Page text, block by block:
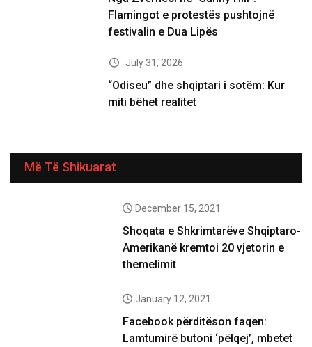
Flamingot e protestës pushtojnë
festivalin e Dua Lipës
July 31, 2026
“Odiseu” dhe shqiptari i sotëm: Kur
miti bëhet realitet
Më Të Shikuarat
December 15, 2021
Shoqata e Shkrimtarëve Shqiptaro-
Amerikanë kremtoi 20 vjetorin e
themelimit
January 12, 2021
Facebook përditëson faqen:
Lamtumirë butoni ‘pëlqej’, mbetet